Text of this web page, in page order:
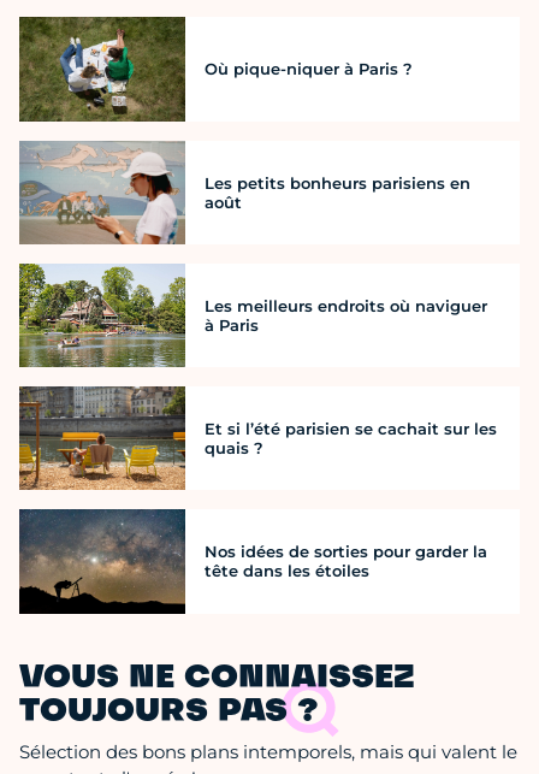
Où pique-niquer à Paris ?
Les petits bonheurs parisiens en
août
Les meilleurs endroits où naviguer
à Paris
Et si l’été parisien se cachait sur les
quais ?
Nos idées de sorties pour garder la
tête dans les étoiles
VOUS NE CONNAISSEZ
TOUJOURS PAS ?
Sélection des bons plans intemporels, mais qui valent le